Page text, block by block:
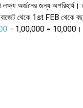
লক্ষ্য অর্জনের জন্য
থেকে 1st FEB থেকে বছরে
- 1,00,000 = 10,000।